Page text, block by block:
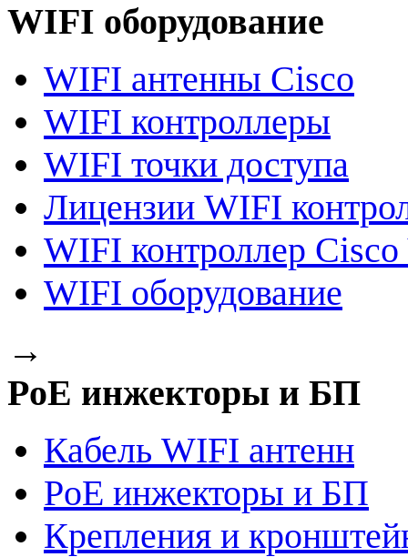
WIFI оборудование
WIFI антенны Cisco
WIFI контроллеры
WIFI точки доступа
Лицензии WIFI
WIFI контроллер
WIFI оборудование
→
PoE инжекторы и БП
Кабель WIFI антенн
PoE инжекторы и БП
Крепления и